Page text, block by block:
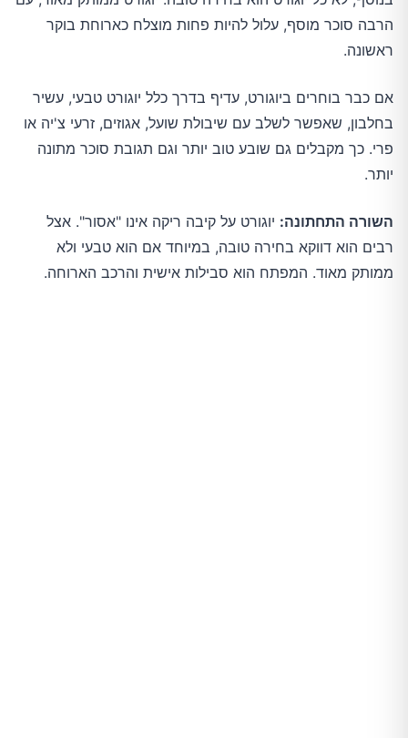
הרבה סוכר מוסף, עלול להיות פחות מוצלח כארוחת בוקר
ראשונה.
אם כבר בוחרים ביוגורט, עדיף בדרך כלל יוגורט טבעי, עשיר
בחלבון, שאפשר לשלב עם שיבולת שועל, אגוזים, זרעי צ'יה או
פרי. כך מקבלים גם שובע טוב יותר וגם תגובת סוכר מתונה
יותר.
השורה התחתונה: יוגורט על קיבה ריקה אינו "אסור". אצל
רבים הוא דווקא בחירה טובה, במיוחד אם הוא טבעי ולא
ממותק מאוד. המפתח הוא סבילות אישית והרכב הארוחה.